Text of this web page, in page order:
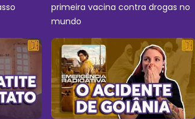
primeira vacina contra drogas no
mundo